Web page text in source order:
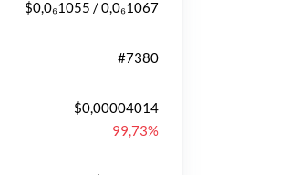
$0,0₆1055 / 0,0₆1067
#7380
$0,00004014
99,73%